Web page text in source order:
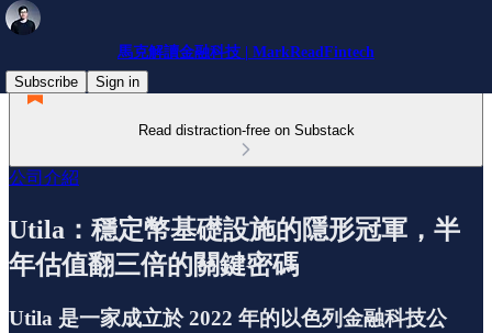
馬克解讀金融科技 | MarkReadFintech
Subscribe
Sign in
Read distraction-free on Substack
公司介紹
Utila：穩定幣基礎設施的隱形冠軍，半
年估值翻三倍的關鍵密碼
Utila 是一家成立於 2022 年的以色列金融科技公